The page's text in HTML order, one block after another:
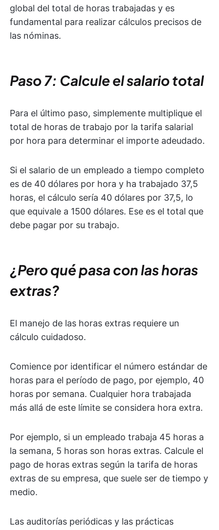
global del total de horas trabajadas y es
fundamental para realizar cálculos precisos de
las nóminas.
Paso 7: Calcule el salario total
Para el último paso, simplemente multiplique el
total de horas de trabajo por la tarifa salarial
por hora para determinar el importe adeudado.
Si el salario de un empleado a tiempo completo
es de 40 dólares por hora y ha trabajado 37,5
horas, el cálculo sería 40 dólares por 37,5, lo
que equivale a 1500 dólares. Ese es el total que
debe pagar por su trabajo.
¿Pero qué pasa con las horas
extras?
El manejo de las horas extras requiere un
cálculo cuidadoso.
Comience por identificar el número estándar de
horas para el período de pago, por ejemplo, 40
horas por semana. Cualquier hora trabajada
más allá de este límite se considera hora extra.
Por ejemplo, si un empleado trabaja 45 horas a
la semana, 5 horas son horas extras. Calcule el
pago de horas extras según la tarifa de horas
extras de su empresa, que suele ser de tiempo y
medio.
Las auditorías periódicas y las prácticas